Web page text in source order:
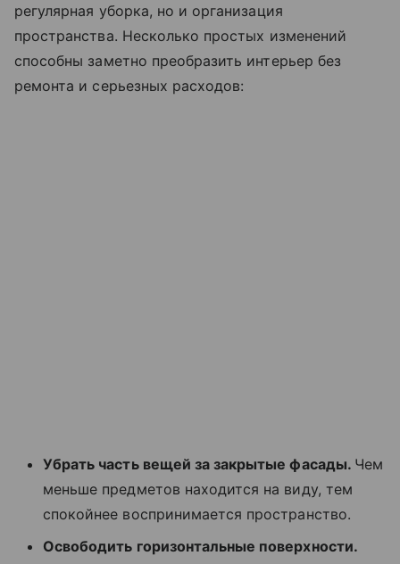
регулярная уборка, но и организация
пространства. Несколько простых изменений
способны заметно преобразить интерьер без
ремонта и серьезных расходов:
Убрать часть вещей за закрытые фасады. Чем
меньше предметов находится на виду, тем
спокойнее воспринимается пространство.
Освободить горизонтальные поверхности.